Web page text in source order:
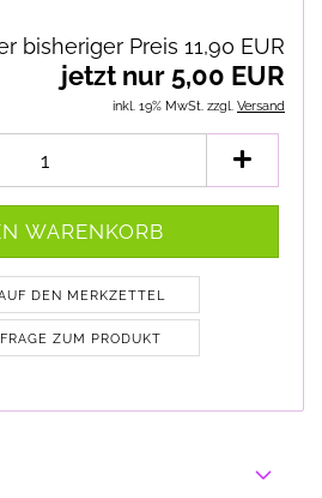
bisheriger Preis 11,90 EUR
jetzt nur 5,00 EUR
inkl. 19% MwSt. zzgl. Versand
DEN MERKZETTEL
FRAGE ZUM PRODUKT